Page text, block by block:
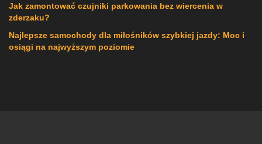
Jak zamontować czujniki parkowania bez wiercenia w
zderzaku?
Najlepsze samochody dla miłośników szybkiej jazdy: Moc i
osiągi na najwyższym poziomie